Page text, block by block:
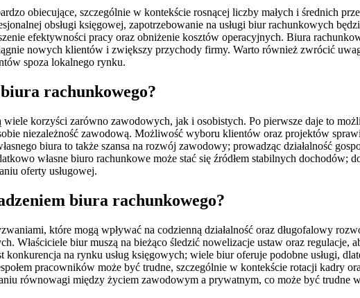
obiecujące, szczególnie w kontekście rosnącej liczby małych i średnich
obsługi księgowej, zapotrzebowanie na usługi biur rachunkowych
efektywności pracy oraz obniżenie kosztów operacyjnych. Biura
nowych klientów i zwiększy przychody firmy. Warto również zwrócić
spoza lokalnego rynku.
rachunkowego?
wiele korzyści zarówno zawodowych, jak i osobistych. Po pierwsze daje to
niezależność zawodową. Możliwość wyboru klientów oraz projektów
biura to także szansa na rozwój zawodowy; prowadząc działalność
własne biuro rachunkowe może stać się źródłem stabilnych dochodów;
oferty usługowej.
biura rachunkowego?
które mogą wpływać na codzienną działalność oraz długofalowy
Właściciele biur muszą na bieżąco śledzić nowelizacje ustaw oraz regulacje,
na rynku usług księgowych; wiele biur oferuje podobne usługi,
pracowników może być trudne, szczególnie w kontekście rotacji kadry
równowagi między życiem zawodowym a prywatnym, co może być trudne